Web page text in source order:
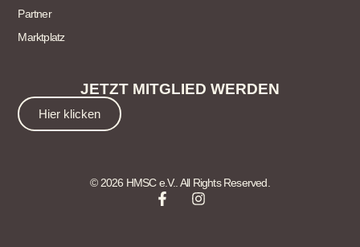
Partner
Marktplatz
JETZT MITGLIED WERDEN
Hier klicken
© 2026 HMSC e.V.. All Rights Reserved.